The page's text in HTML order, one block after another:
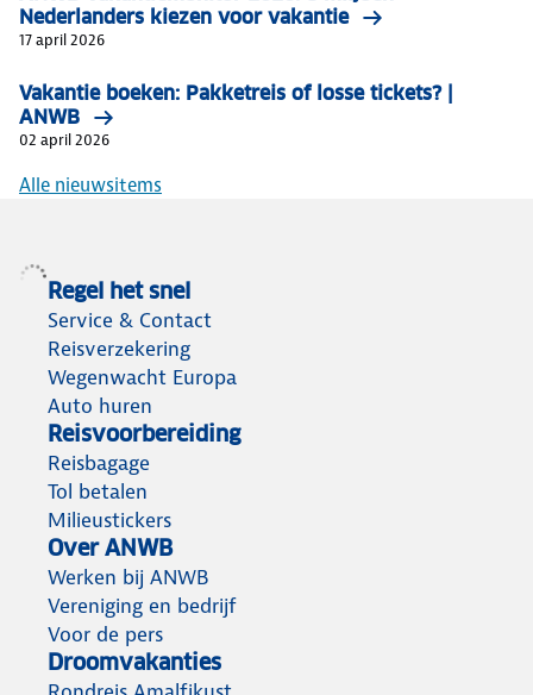
Nederlanders kiezen voor vakantie
17 april 2026
Vakantie boeken: Pakketreis of losse tickets? |
ANWB
02 april 2026
Alle nieuwsitems
Regel het snel
Service & Contact
Reisverzekering
Wegenwacht Europa
Auto huren
Reisvoorbereiding
Reisbagage
Tol betalen
Milieustickers
Over ANWB
Werken bij ANWB
Vereniging en bedrijf
Voor de pers
Droomvakanties